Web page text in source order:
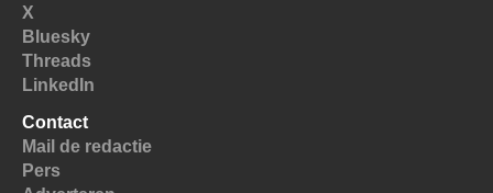
X
Bluesky
Threads
LinkedIn
Contact
Mail de redactie
Pers